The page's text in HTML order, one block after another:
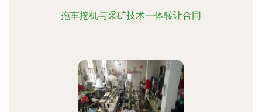
拖车挖机与采矿技术一体转让合同